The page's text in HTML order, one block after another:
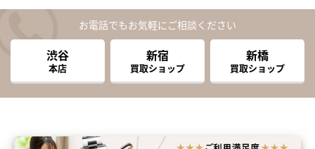
お電話でもお気軽にご相談ください
渋谷
本店
新宿
買取ショップ
新橋
買取ショップ